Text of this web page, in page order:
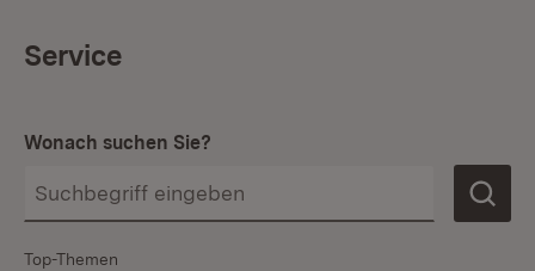
Service
Wonach suchen Sie?
Top-Themen